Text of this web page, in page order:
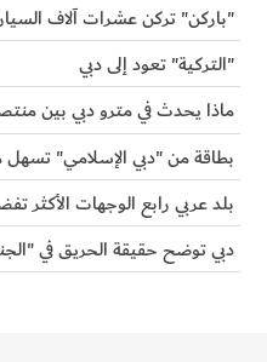
"باركن" تركن عشرات آلاف السيارات
"التركية" تعود إلى دبي
ماذا يحدث في مترو دبي بين
بطاقة من "دبي الإسلامي" تسهل
بلد عربي رابع الوجهات الأكثر
دبي توضح حقيقة الحريق في